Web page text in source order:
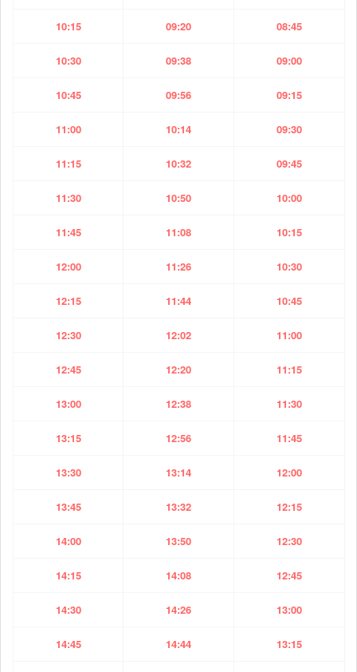
10:15 09:20 08:45
10:30 09:38 09:00
10:45 09:56 09:15
11:00 10:14 09:30
11:15 10:32 09:45
11:30 10:50 10:00
11:45 11:08 10:15
12:00 11:26 10:30
12:15 11:44 10:45
12:30 12:02 11:00
12:45 12:20 11:15
13:00 12:38 11:30
13:15 12:56 11:45
13:30 13:14 12:00
13:45 13:32 12:15
14:00 13:50 12:30
14:15 14:08 12:45
14:30 14:26 13:00
14:45 14:44 13:15